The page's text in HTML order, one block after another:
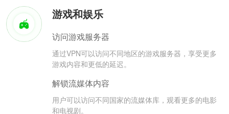
游戏和娱乐
访问游戏服务器
通过VPN可以访问不同地区的游戏服务器，享受更多
游戏内容和更低的延迟。
解锁流媒体内容
用户可以访问不同国家的流媒体库，观看更多的电影
和电视剧。